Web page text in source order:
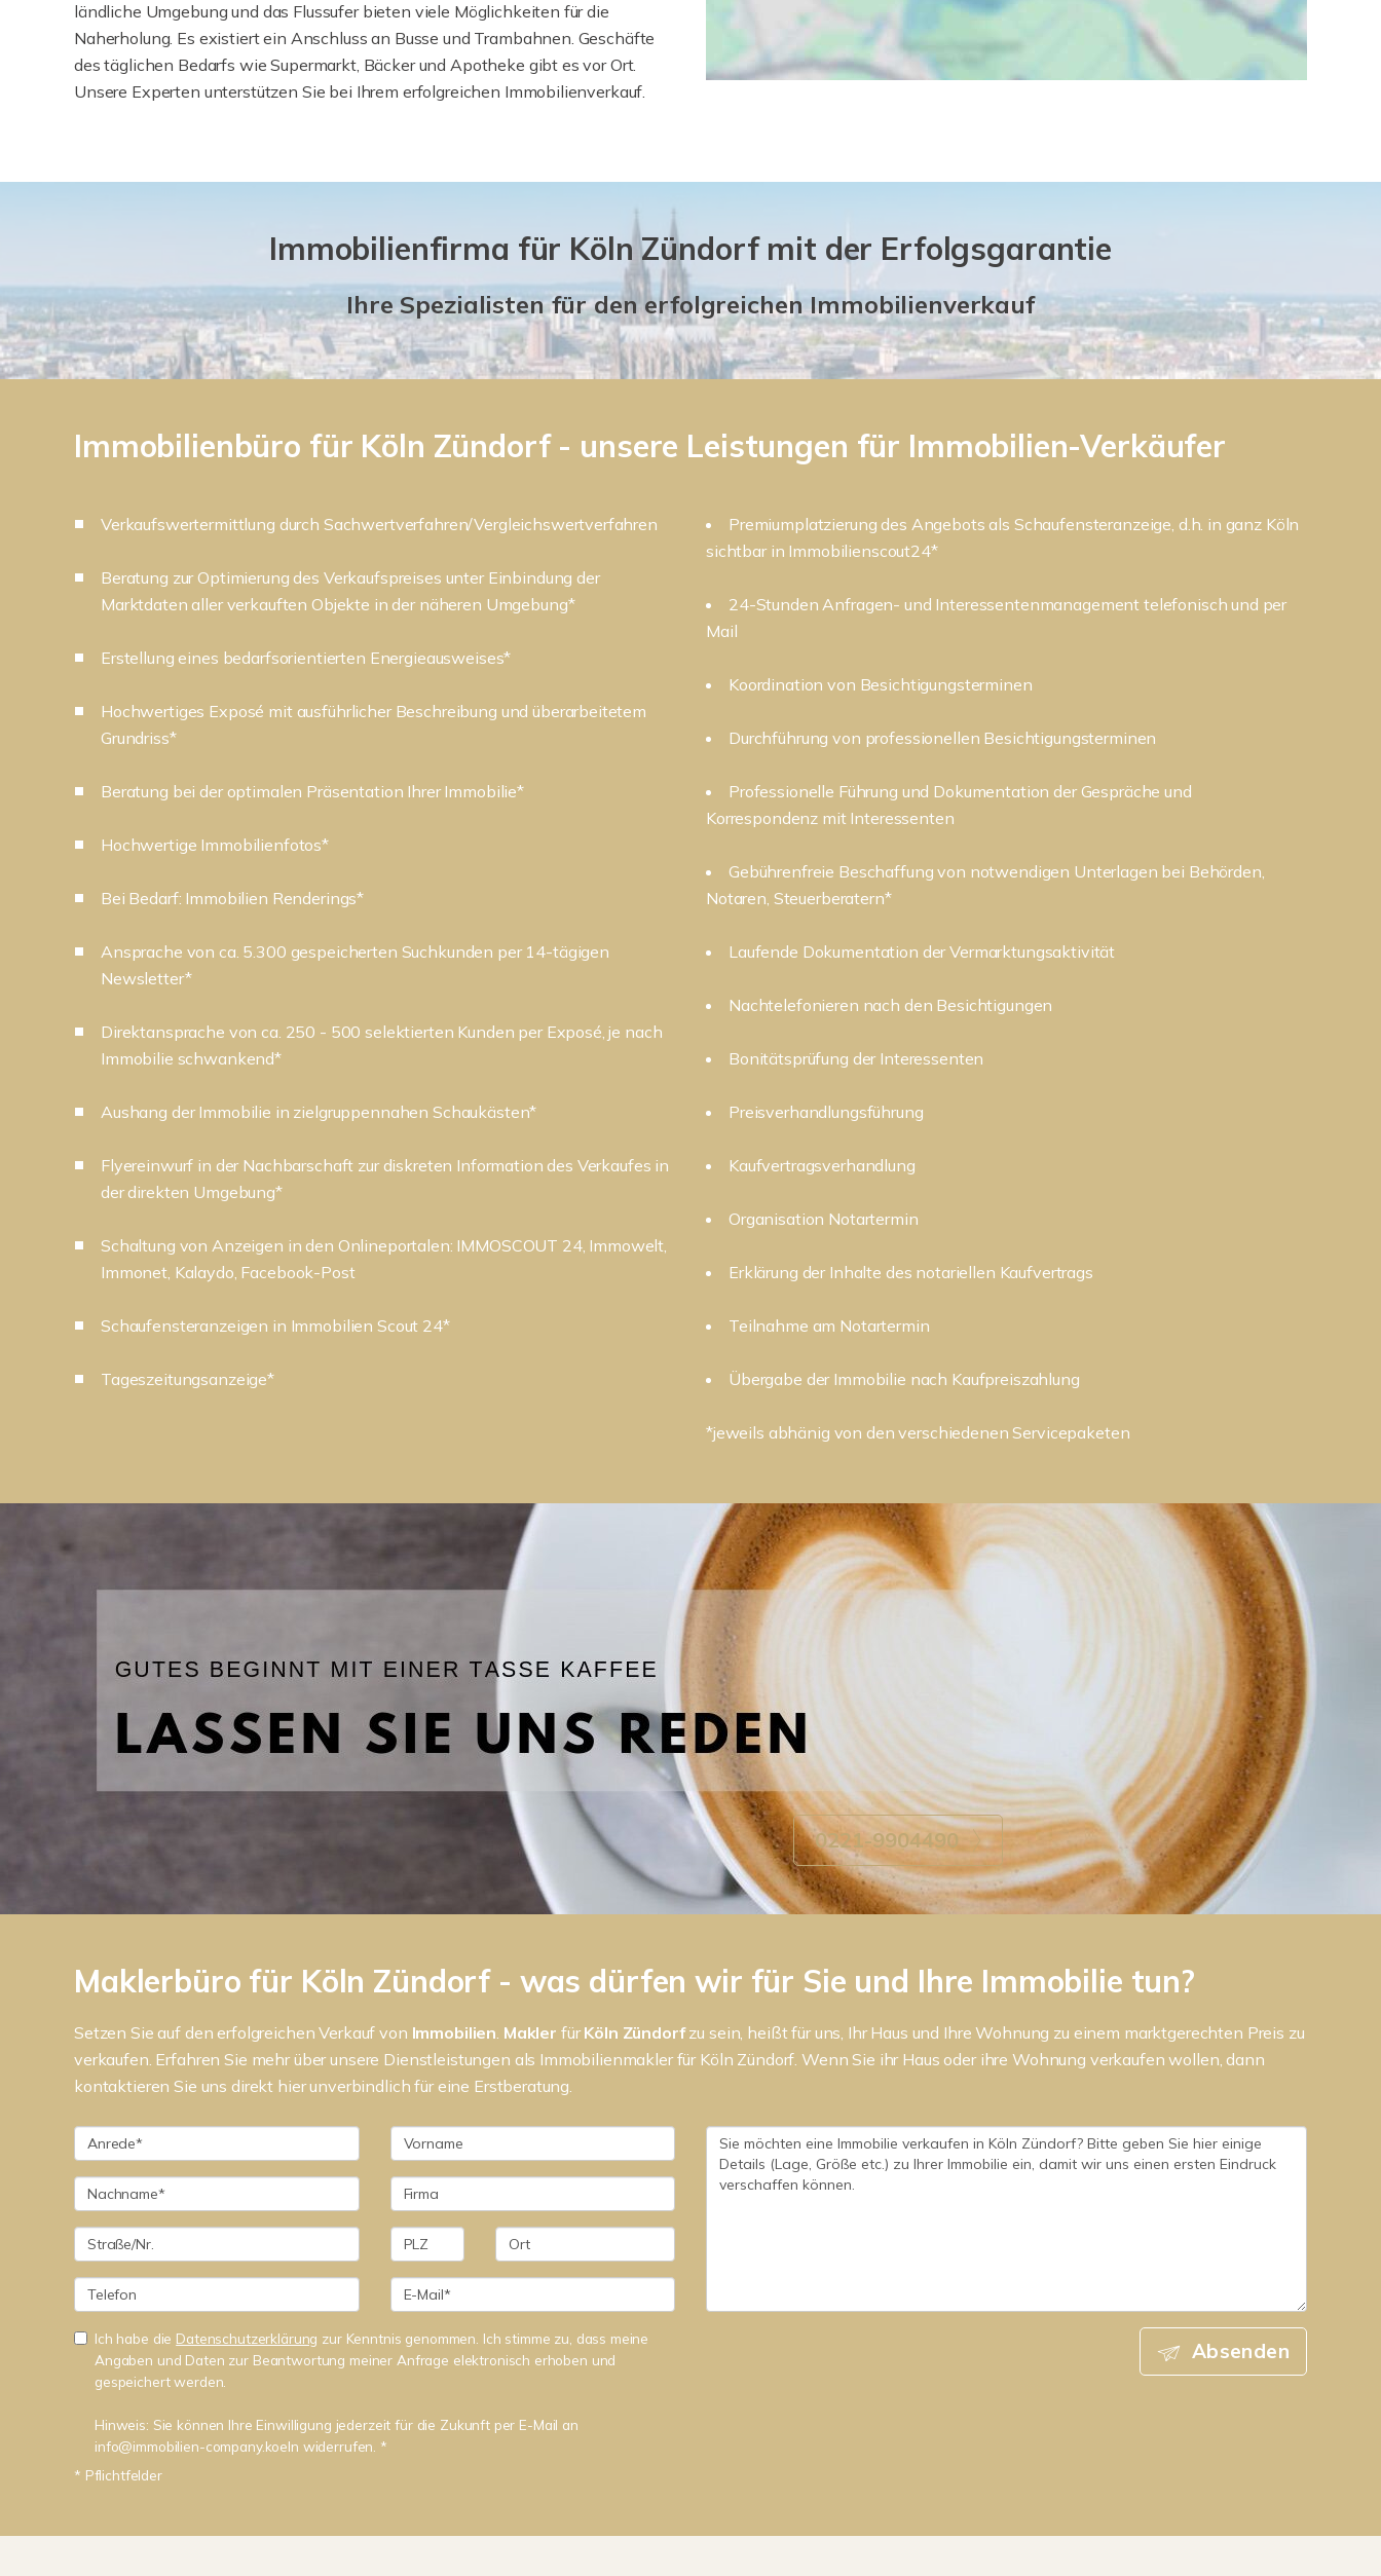
ländliche Umgebung und das Flussufer bieten viele Möglichkeiten für die
Naherholung. Es existiert ein Anschluss an Busse und Trambahnen. Geschäfte
des täglichen Bedarfs wie Supermarkt, Bäcker und Apotheke gibt es vor Ort.
Unsere Experten unterstützen Sie bei Ihrem erfolgreichen Immobilienverkauf.
Immobilienfirma für Köln Zündorf mit der Erfolgsgarantie
Ihre Spezialisten für den erfolgreichen Immobilienverkauf
Immobilienbüro für Köln Zündorf - unsere Leistungen für Immobilien-Verkäufer
Verkaufswertermittlung durch Sachwertverfahren/Vergleichswertverfahren
Beratung zur Optimierung des Verkaufspreises unter Einbindung der
Marktdaten aller verkauften Objekte in der näheren Umgebung*
Erstellung eines bedarfsorientierten Energieausweises*
Hochwertiges Exposé mit ausführlicher Beschreibung und überarbeitetem
Grundriss*
Beratung bei der optimalen Präsentation Ihrer Immobilie*
Hochwertige Immobilienfotos*
Bei Bedarf: Immobilien Renderings*
Ansprache von ca. 5.300 gespeicherten Suchkunden per 14-tägigen
Newsletter*
Direktansprache von ca. 250 - 500 selektierten Kunden per Exposé, je nach
Immobilie schwankend*
Aushang der Immobilie in zielgruppennahen Schaukästen*
Flyereinwurf in der Nachbarschaft zur diskreten Information des Verkaufes in
der direkten Umgebung*
Schaltung von Anzeigen in den Onlineportalen: IMMOSCOUT 24, Immowelt,
Immonet, Kalaydo, Facebook-Post
Schaufensteranzeigen in Immobilien Scout 24*
Tageszeitungsanzeige*
Premiumplatzierung des Angebots als Schaufensteranzeige, d.h. in ganz Köln
sichtbar in Immobilienscout24*
24-Stunden Anfragen- und Interessentenmanagement telefonisch und per
Mail
Koordination von Besichtigungsterminen
Durchführung von professionellen Besichtigungsterminen
Professionelle Führung und Dokumentation der Gespräche und
Korrespondenz mit Interessenten
Gebührenfreie Beschaffung von notwendigen Unterlagen bei Behörden,
Notaren, Steuerberatern*
Laufende Dokumentation der Vermarktungsaktivität
Nachtelefonieren nach den Besichtigungen
Bonitätsprüfung der Interessenten
Preisverhandlungsführung
Kaufvertragsverhandlung
Organisation Notartermin
Erklärung der Inhalte des notariellen Kaufvertrags
Teilnahme am Notartermin
Übergabe der Immobilie nach Kaufpreiszahlung
*jeweils abhänig von den verschiedenen Servicepaketen
0221-9904490
Maklerbüro für Köln Zündorf - was dürfen wir für Sie und Ihre Immobilie tun?
Setzen Sie auf den erfolgreichen Verkauf von Immobilien. Makler fürKöln Zündorfzu sein, heißt für uns, Ihr Haus und Ihre Wohnung zu einem marktgerechten Preis zu
verkaufen. Erfahren Sie mehr über unsere Dienstleistungen als Immobilienmakler für Köln Zündorf. Wenn Sie ihr Haus oder ihre Wohnung verkaufen wollen, dann
kontaktieren Sie uns direkt hier unverbindlich für eine Erstberatung.
Ich habe die Datenschutzerklärung zur Kenntnis genommen. Ich stimme zu, dass meine
Angaben und Daten zur Beantwortung meiner Anfrage elektronisch erhoben und
gespeichert werden.
Hinweis: Sie können Ihre Einwilligung jederzeit für die Zukunft per E-Mail an
info@immobilien-company.koeln widerrufen. *
* Pflichtfelder
Absenden